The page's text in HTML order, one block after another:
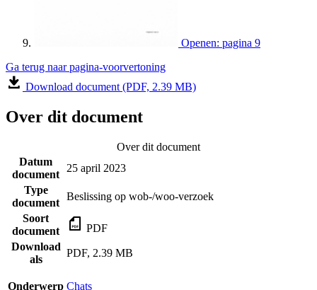
Openen: pagina 9
Ga terug naar pagina-voorvertoning
Download document (PDF, 2.39 MB)
Over dit document
Over dit document
Datum
document
25 april 2023
Type
document
Beslissing op wob-/woo-verzoek
Soort
document
PDF
Download
als
PDF, 2.39 MB
Onderwerp Chats